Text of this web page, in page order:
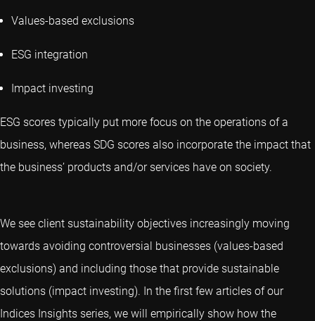
Values-based exclusions
ESG integration
Impact investing
ESG scores typically put more focus on the operations of a
business, whereas SDG scores also incorporate the impact that
the business’ products and/or services have on society.
We see client sustainability objectives increasingly moving
towards avoiding controversial businesses (values-based
exclusions) and including those that provide sustainable
solutions (impact investing). In the first few articles of our
Indices Insights series, we will empirically show how the